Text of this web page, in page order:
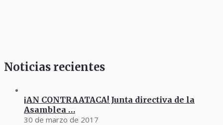
Noticias recientes
¡AN CONTRAATACA! Junta directiva de la
Asamblea …
30 de marzo de 2017